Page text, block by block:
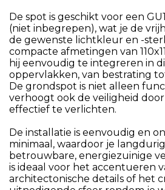
De spot is geschikt voor een
(niet inbegrepen), wat je de
de gewenste lichtkleur en -
compacte afmetingen van
hij eenvoudig te integreren in
oppervlakken, van bestrating
De grondspot is niet alleen
verhoogt ook de veiligheid
effectief te verlichten.
De installatie is eenvoudig en
minimaal, waardoor je
betrouwbare, energiezuinige
is ideaal voor het accentueren
architectonische details of het